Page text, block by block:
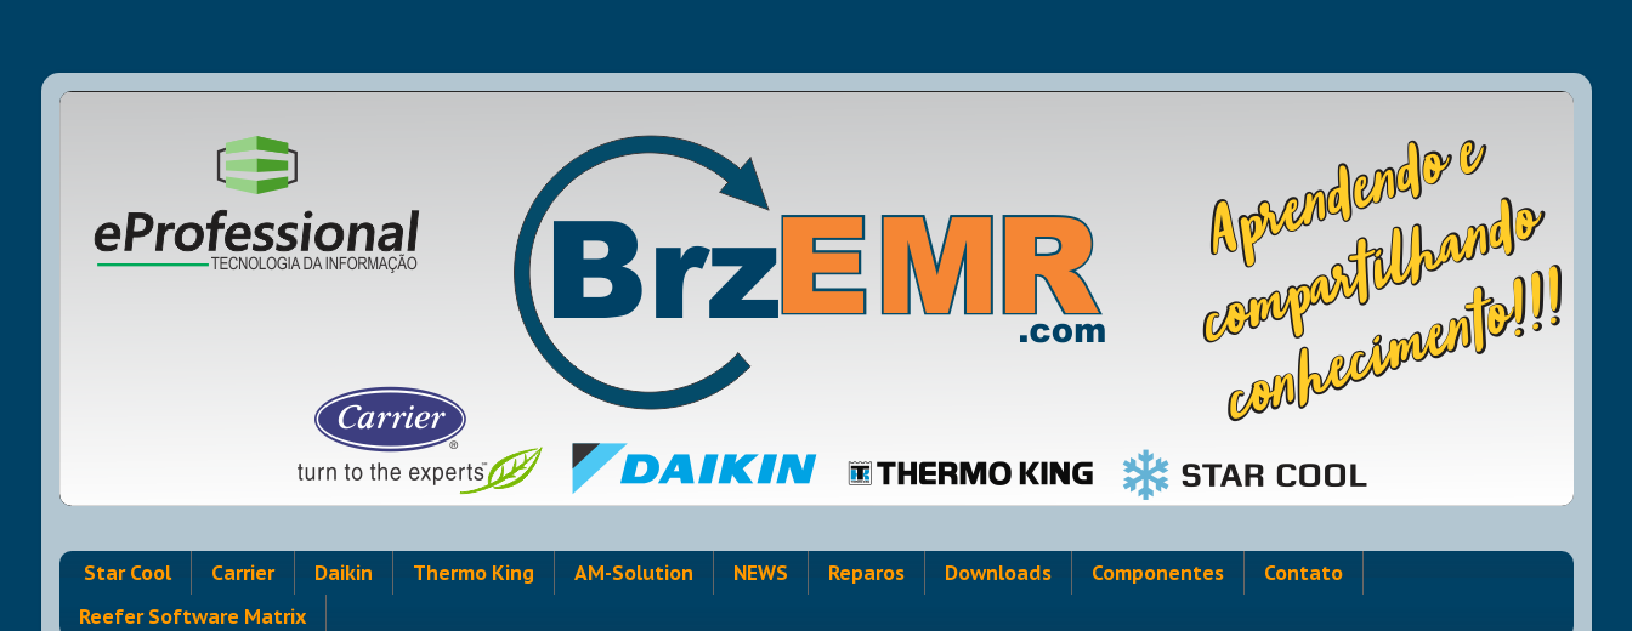
Star Cool Carrier Daikin Thermo King AM-Solution NEWS Reparos Downloads Componentes
Contato
Reefer Software Matrix